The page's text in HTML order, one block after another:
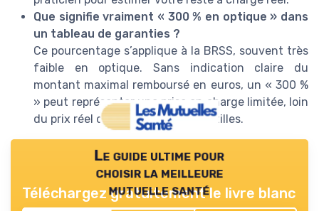
Que signifie vraiment « 300 % en optique » dans
un tableau de garanties ?
Ce pourcentage s’applique à la BRSS, souvent très
faible en optique. Sans indication claire du
montant maximal remboursé en euros, un « 300 %
» peut représenter une prise en charge limitée, loin
du prix réel de vos lunettes ou lentilles.
Le guide ultime pour
choisir la meilleure
mutuelle santé
Téléchargez gratuitement le livre blanc